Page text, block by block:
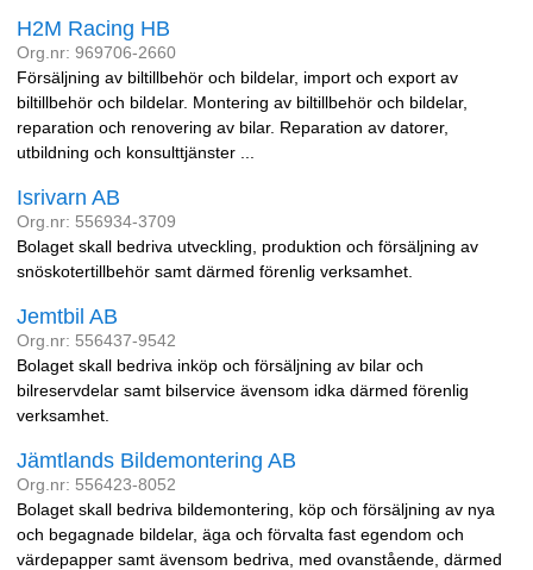
H2M Racing HB
Org.nr: 969706-2660
Försäljning av biltillbehör och bildelar, import och export av
biltillbehör och bildelar. Montering av biltillbehör och bildelar,
reparation och renovering av bilar. Reparation av datorer,
utbildning och konsulttjänster ...
Isrivarn AB
Org.nr: 556934-3709
Bolaget skall bedriva utveckling, produktion och försäljning av
snöskotertillbehör samt därmed förenlig verksamhet.
Jemtbil AB
Org.nr: 556437-9542
Bolaget skall bedriva inköp och försäljning av bilar och
bilreservdelar samt bilservice ävensom idka därmed förenlig
verksamhet.
Jämtlands Bildemontering AB
Org.nr: 556423-8052
Bolaget skall bedriva bildemontering, köp och försäljning av nya
och begagnade bildelar, äga och förvalta fast egendom och
värdepapper samt ävensom bedriva, med ovanstående, därmed